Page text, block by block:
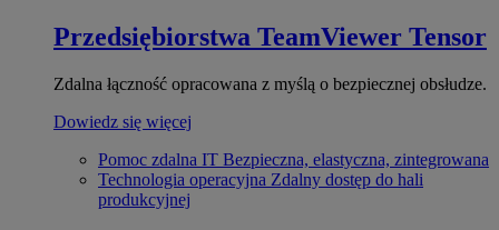
Przedsiębiorstwa TeamViewer Tensor
Zdalna łączność opracowana z myślą o bezpiecznej obsłudze.
Dowiedz się więcej
Pomoc zdalna IT Bezpieczna, elastyczna, zintegrowana
Technologia operacyjna Zdalny dostęp do hali
produkcyjnej